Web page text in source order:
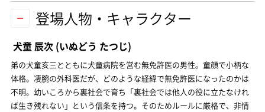
登場人物・キャラクター
犬童 辰次 (いぬどう たつじ)
弟の犬童亥三とともに犬童病院を営む無免許医の男性。童顔で小柄な
体格。凄腕の外科医だが、どのような経緯で無免許医になったのかは
不明。幼いころから裏社会で育ち「裏社会では他人の役に立たなけれ
ば生き残れない」という信条を持つ。そのためルールに厳格で、非情